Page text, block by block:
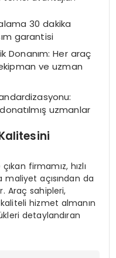
30 dakika
garantisi
Donanım: Her araç
ve uzman
uzmanlar
firmamız, hızlı
açısından da
Araç sahipleri,
hizmet almanın
detaylandıran